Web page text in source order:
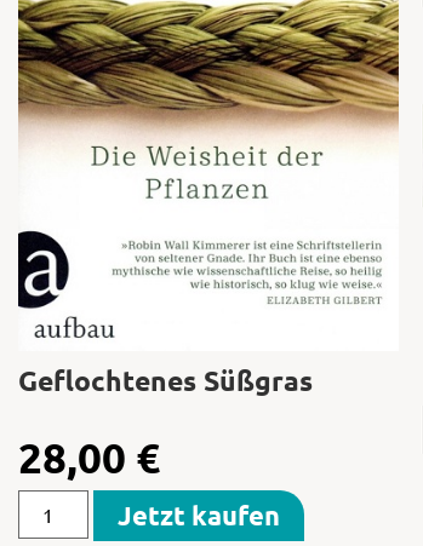
Geflochtenes Süßgras
28,00 €
Jetzt kaufen